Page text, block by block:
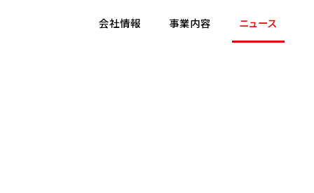
会社情報 事業内容 ニュース